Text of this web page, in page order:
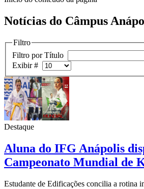
Notícias do Câmpus
Filtro
Filtro por Título
Exibir #
Destaque
Aluna do IFG Anápolis
Campeonato Mundial de
Estudante de Edificações concilia a rotina